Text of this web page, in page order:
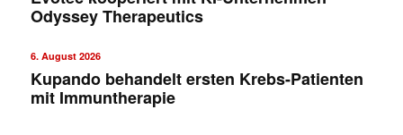
Odyssey Therapeutics
6. August 2026
Kupando behandelt ersten Krebs-Patienten
mit Immuntherapie